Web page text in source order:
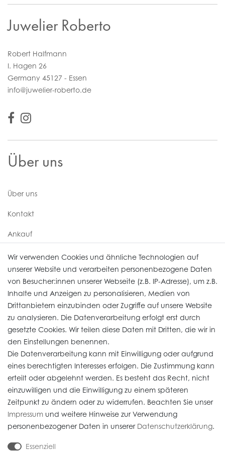
Juwelier Roberto
Robert Halfmann
I. Hagen 26
Germany 45127 - Essen
info@juwelier-roberto.de
Über uns
Über uns
Kontakt
Ankauf
Uhren Service
Vertrag widerrufen
Informationen
Widerrufs­recht
Impressum
AGB
Wir verwenden Cookies und ähnliche Technologien auf
unserer Website und verarbeiten personenbezogene Daten
von Besucher:innen unserer Webseite (z.B. IP-Adresse), um z.B.
Inhalte und Anzeigen zu personalisieren, Medien von
Drittanbietern einzubinden oder Zugriffe auf unsere Website
zu analysieren. Die Datenverarbeitung erfolgt erst durch
gesetzte Cookies. Wir teilen diese Daten mit Dritten, die wir in
den Einstellungen benennen.
Die Datenverarbeitung kann mit Einwilligung oder aufgrund
eines berechtigten Interesses erfolgen. Die Zustimmung kann
erteilt oder abgelehnt werden. Es besteht das Recht, nicht
einzuwilligen und die Einwilligung zu einem späteren
Zeitpunkt zu ändern oder zu widerrufen. Beachten Sie unser
Impressum und weitere Hinweise zur Verwendung
personenbezogener Daten in unserer Daten­schutz­erklärung.
Essenziell